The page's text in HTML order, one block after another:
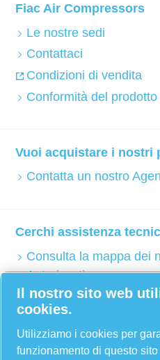
Fiac Air Compressors
Le nostre sedi
Contattaci
Condizioni di vendita
Conformità del prodotto
Vuoi acquistare i nostri
Contatta un nostro
Cerchi assistenza
Consulta la mappa dei
Autorizzati
Facebook
Twitter
Il nostro sito web
cookies.
Utilizziamo i cookies per
funzionamento di questo